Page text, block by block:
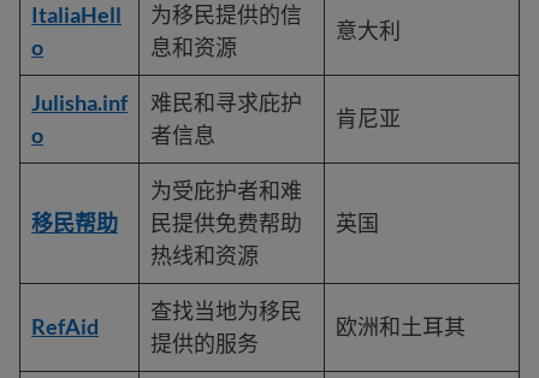
ItaliaHell
o
为移民提供的信
息和资源
意大利
Julisha.inf
o
难民和寻求庇护
者信息
肯尼亚
移民帮助
为受庇护者和难
民提供免费帮助
热线和资源
英国
RefAid
查找当地为移民
提供的服务
欧洲和土耳其